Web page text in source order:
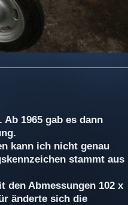
1965 gab es dann
kann ich nicht genau
stammt aus
den Abmessungen 102 x
änderte sich die